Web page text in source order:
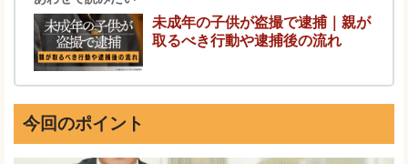
未成年の子供が盗撮で逮捕｜親が
取るべき行動や逮捕後の流れ
今回のポイント